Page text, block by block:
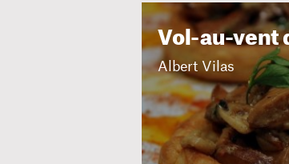
Vol-au-vent
Albert Vilas